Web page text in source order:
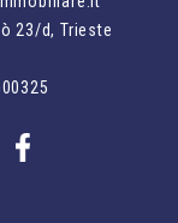
23/d, Trieste